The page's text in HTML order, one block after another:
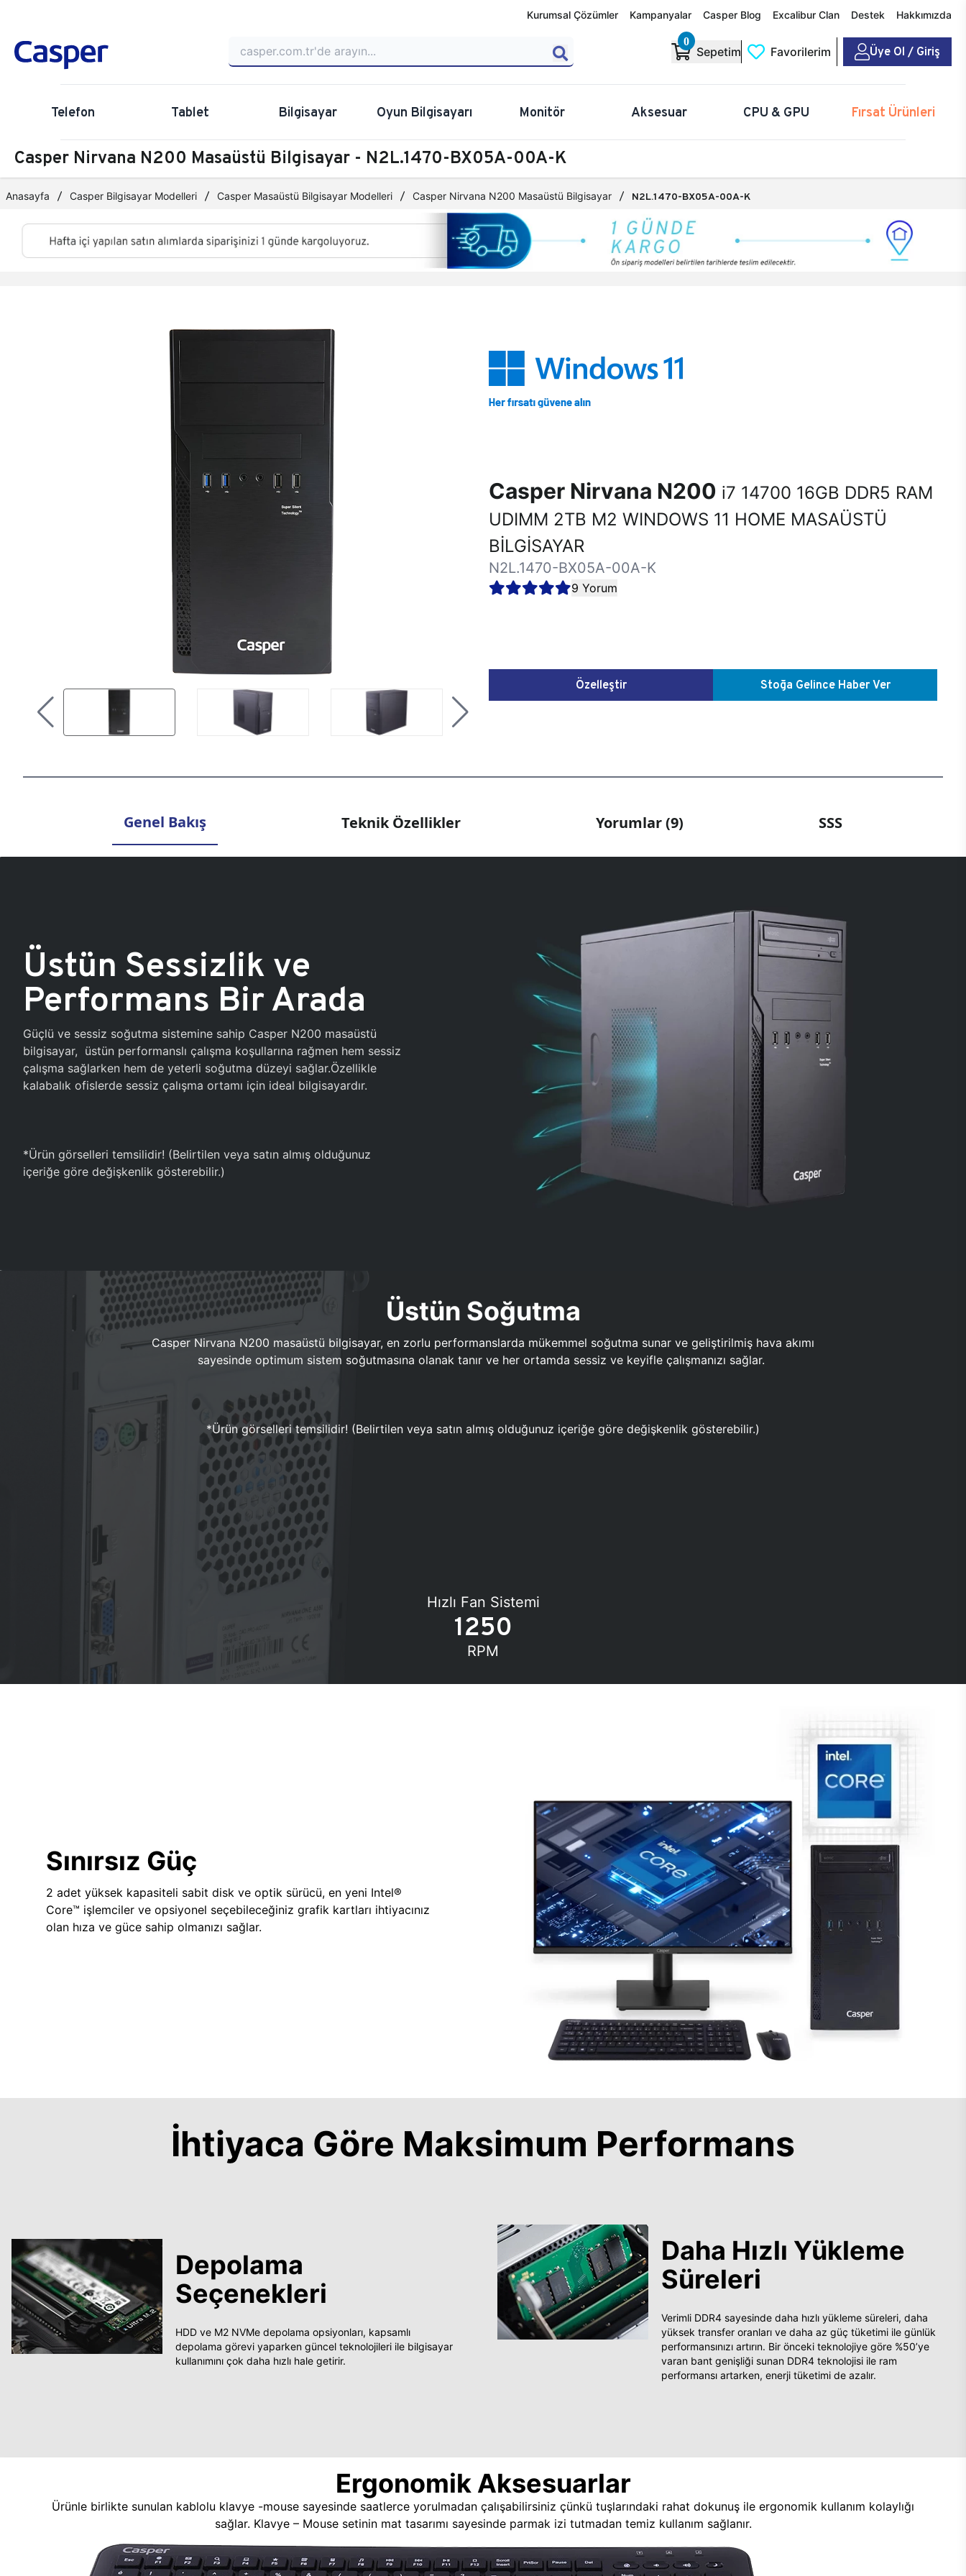
Kurumsal Çözümler Kampanyalar Casper Blog Excalibur Clan Destek Hakkımızda
0
Sepetim Favorilerim Üye Ol / Giriş
Telefon Tablet Bilgisayar Oyun Bilgisayarı Monitör Aksesuar CPU & GPU Fırsat Ürünleri
Casper Nirvana N200 Masaüstü Bilgisayar - N2L.1470-BX05A-00A-K
Anasayfa Casper Bilgisayar Modelleri Casper Masaüstü Bilgisayar Modelleri Casper Nirvana N200 Masaüstü Bilgisayar N2L.1470-BX05A-00A-K
Casper Nirvana N200 i7 14700 16GB DDR5 RAM
UDIMM 2TB M2 WINDOWS 11 HOME MASAÜSTÜ
BİLGİSAYAR
N2L.1470-BX05A-00A-K
9 Yorum
Özelleştir Stoğa Gelince Haber Ver
Genel Bakış Teknik Özellikler Yorumlar (9) SSS
Üstün Sessizlik ve
Performans Bir Arada
Güçlü ve sessiz soğutma sistemine sahip Casper N200 masaüstü
bilgisayar, üstün performanslı çalışma koşullarına rağmen hem sessiz
çalışma sağlarken hem de yeterli soğutma düzeyi sağlar.Özellikle
kalabalık ofislerde sessiz çalışma ortamı için ideal bilgisayardır.
*Ürün görselleri temsilidir! (Belirtilen veya satın almış olduğunuz
içeriğe göre değişkenlik gösterebilir.)
Üstün Soğutma
Casper Nirvana N200 masaüstü bilgisayar, en zorlu performanslarda mükemmel soğutma sunar ve geliştirilmiş hava akımı
sayesinde optimum sistem soğutmasına olanak tanır ve her ortamda sessiz ve keyifle çalışmanızı sağlar.
*Ürün görselleri temsilidir! (Belirtilen veya satın almış olduğunuz içeriğe göre değişkenlik gösterebilir.)
Hızlı Fan Sistemi
1250
RPM
Sınırsız Güç
2 adet yüksek kapasiteli sabit disk ve optik sürücü, en yeni Intel®
Core™ işlemciler ve opsiyonel seçebileceğiniz grafik kartları ihtiyacınız
olan hıza ve güce sahip olmanızı sağlar.
İhtiyaca Göre Maksimum Performans
Depolama
Seçenekleri
HDD ve M2 NVMe depolama opsiyonları, kapsamlı
depolama görevi yaparken güncel teknolojileri ile bilgisayar
kullanımını çok daha hızlı hale getirir.
Daha Hızlı Yükleme
Süreleri
Verimli DDR4 sayesinde daha hızlı yükleme süreleri, daha
yüksek transfer oranları ve daha az güç tüketimi ile günlük
performansınızı artırın. Bir önceki teknolojiye göre %50’ye
varan bant genişliği sunan DDR4 teknolojisi ile ram
performansı artarken, enerji tüketimi de azalır.
Ergonomik Aksesuarlar
Ürünle birlikte sunulan kablolu klavye -mouse sayesinde saatlerce yorulmadan çalışabilirsiniz çünkü tuşlarındaki rahat dokunuş ile ergonomik kullanım kolaylığı
sağlar. Klavye – Mouse setinin mat tasarımı sayesinde parmak izi tutmadan temiz kullanım sağlanır.